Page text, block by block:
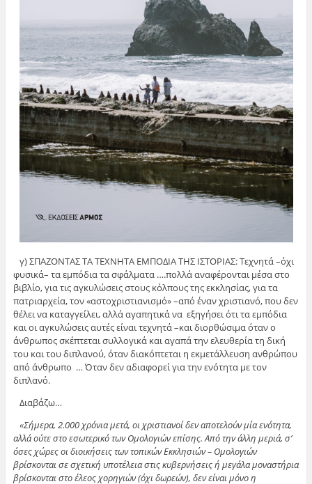
γ) ΣΠΑΖΟΝΤΑΣ ΤΑ ΤΕΧΝΗΤΑ ΕΜΠΟΔΙΑ ΤΗΣ ΙΣΤΟΡΙΑΣ: Τεχνητά –όχι
φυσικά– τα εμπόδια τα σφάλματα ….πολλά αναφέρονται μέσα στο
βιβλίο, για τις αγκυλώσεις στους κόλπους της εκκλησίας, για τα
πατριαρχεία, τον «αστοχριστιανισμό» –από έναν χριστιανό, που δεν
θέλει να καταγγείλει, αλλά αγαπητικά να εξηγήσει ότι τα εμπόδια
και οι αγκυλώσεις αυτές είναι τεχνητά –και διορθώσιμα όταν ο
άνθρωπος σκέπτεται συλλογικά και αγαπά την ελευθερία τη δική
του και του διπλανού, όταν διακόπτεται η εκμετάλλευση ανθρώπου
από άνθρωπο … Όταν δεν αδιαφορεί για την ενότητα με τον
διπλανό.
Διαβάζω…
«Σήμερα, 2.000 χρόνια μετά, οι χριστιανοί δεν αποτελούν μία ενότητα,
αλλά ούτε στο εσωτερικό των Ομολογιών επίσης. Από την άλλη μεριά, σ’
όσες χώρες οι διοικήσεις των τοπικών Εκκλησιών – Ομολογιών
βρίσκονται σε σχετική υποτέλεια στις κυβερνήσεις ή μεγάλα μοναστήρια
βρίσκονται στο έλεος χορηγιών (όχι δωρεών), δεν είναι μόνο η